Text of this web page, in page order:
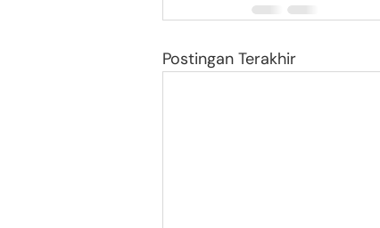
Postingan Terakhir